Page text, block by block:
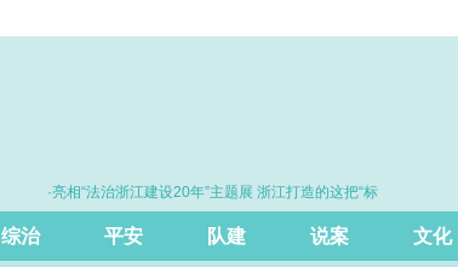
·亮相“法治浙江建设20年”主题展 浙江打造的这把“标
综治 平安 队建 说案 文化